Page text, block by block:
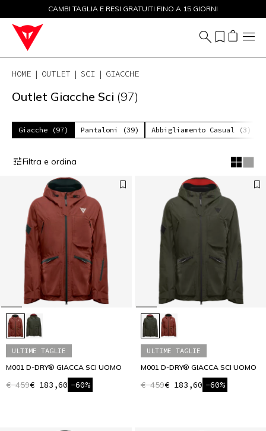
SALDI FINO AL 50% - ACQUISTA ORA
CAMBI TAGLIA E RESI GRATUITI FINO A 15 GIORNI
HOME OUTLET SCI GIACCHE
Outlet Giacche Sci (97)
Giacche (97) Pantaloni (39) Abbigliamento Casual (3)
Filtra e ordina
ULTIME TAGLIE
M001 D-DRY® GIACCA SCI UOMO
€ 459€ 183,60 -60%
ULTIME TAGLIE
M001 D-DRY® GIACCA SCI UOMO
€ 459€ 183,60 -60%